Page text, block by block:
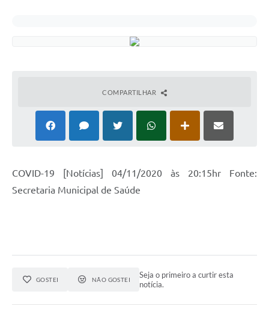
COMPARTILHAR
COVID-19 [Notícias] 04/11/2020 às 20:15hr Fonte:
Secretaria Municipal de Saúde
GOSTEI NÃO GOSTEI
Seja o primeiro a curtir esta
notícia.